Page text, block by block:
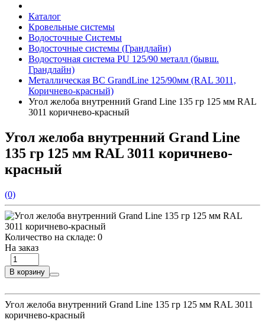
Каталог
Кровельные системы
Водосточные Системы
Водосточные системы (Грандлайн)
Водосточная система PU 125/90 металл (бывш.
Грандлайн)
Металлическая ВС GrandLine 125/90мм (RAL 3011,
Коричнево-красный)
Угол желоба внутренний Grand Line 135 гр 125 мм RAL
3011 коричнево-красный
Угол желоба внутренний Grand Line
135 гр 125 мм RAL 3011 коричнево-
красный
(0)
Количество на складе: 0
На заказ
В корзину
Угол желоба внутренний Grand Line 135 гр 125 мм RAL 3011
коричнево-красный